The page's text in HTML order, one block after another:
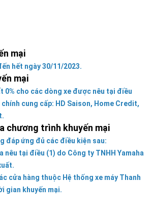
mại
hết ngày 30/11/2023.
mại
0% cho các dòng xe được nêu tại điều
cung cấp: HD Saison, Home Credit,
chương trình khuyến mại
đáp ứng đủ các điều kiện sau:
nêu tại điều (1) do Công ty TNHH Yamaha
cửa hàng thuộc Hệ thống xe máy Thanh
gian khuyến mại.